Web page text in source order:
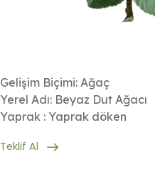
Gelişim Biçimi: Ağaç
Yerel Adı: Beyaz Dut Ağacı
Yaprak : Yaprak döken
Teklif Al